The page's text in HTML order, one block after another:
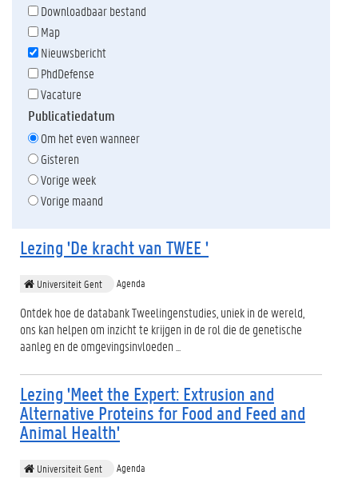
Downloadbaar bestand
Map
Nieuwsbericht
PhdDefense
Vacature
Publicatiedatum
Om het even wanneer
Gisteren
Vorige week
Vorige maand
Lezing 'De kracht van TWEE '
Universiteit Gent Agenda
Ontdek hoe de databank Tweelingenstudies, uniek in de wereld,
ons kan helpen om inzicht te krijgen in de rol die de genetische
aanleg en de omgevingsinvloeden ...
Lezing 'Meet the Expert: Extrusion and
Alternative Proteins for Food and Feed and
Animal Health'
Universiteit Gent Agenda